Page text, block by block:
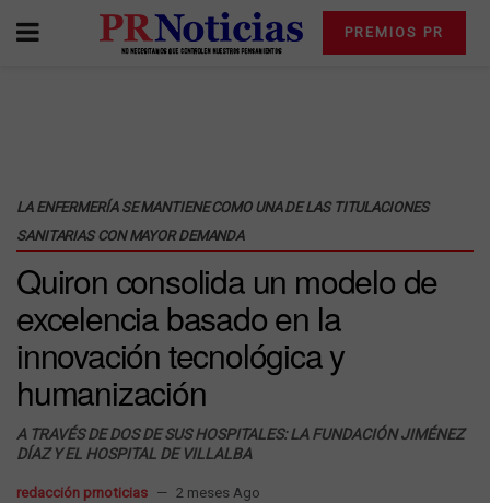
PREMIOS PR
LA ENFERMERÍA SE MANTIENE COMO UNA DE LAS TITULACIONES
SANITARIAS CON MAYOR DEMANDA
Quiron consolida un modelo de
excelencia basado en la
innovación tecnológica y
humanización
A TRAVÉS DE DOS DE SUS HOSPITALES: LA FUNDACIÓN JIMÉNEZ
DÍAZ Y EL HOSPITAL DE VILLALBA
redacción prnoticias 2 meses Ago